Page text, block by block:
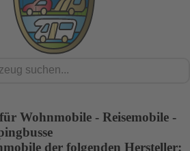
Wohnmobile - Reisemobile -
der folgenden Hersteller: